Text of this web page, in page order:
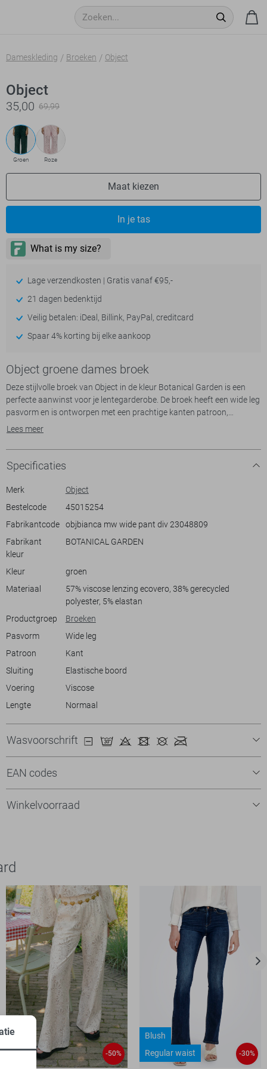
Dameskleding Broeken Object
Object
35,00 69,99
Groen Roze
Maat kiezen
In je tas
Lage verzendkosten | Gratis vanaf €95,-
21 dagen bedenktijd
Veilig betalen: iDeal, Billink, PayPal, creditcard
Spaar 4% korting bij elke aankoop
Object groene dames broek
Deze stijlvolle broek van Object in de kleur Botanical Garden is een
perfecte aanwinst voor je lentegarderobe. De broek heeft een wide leg
pasvorm en is ontworpen met een prachtige kanten patroon,
waardoor je een unieke en modieuze uitstraling creëert. De elastische
vrije of casual dag. Door de voering van viscose zit de broek niet
alleen prettig, maar oogt hij ook elegant.
Combineer deze broek van Object met een eenvoudige blouse of een
trendy top voor een verfijnde look op feestjes of informele
bewegingsvrijheid die je zoekt, terwijl je tegelijkertijd een stijlvolle
indruk maakt. Of je nu naar een etentje gaat of een dagje door de stad
slentert, deze broek biedt veelzijdigheid en gemak zonder in te boeten
op stijl.
Lees meer
Specificaties
Merk
Object
Bestelcode
45015254
Fabrikantcode
objbianca mw wide pant div 23048809
Fabrikant
kleur
BOTANICAL GARDEN
Kleur
groen
Materiaal
57% viscose lenzing ecovero, 38% gerecycled
polyester, 5% elastan
Productgroep
Broeken
Pasvorm
Wide leg
Patroon
Kant
Sluiting
Elastische boord
Voering
Viscose
Lengte
Normaal
Wasvoorschrift
EAN codes
Winkelvoorraad
-50%
Blush
Regular waist
-30%